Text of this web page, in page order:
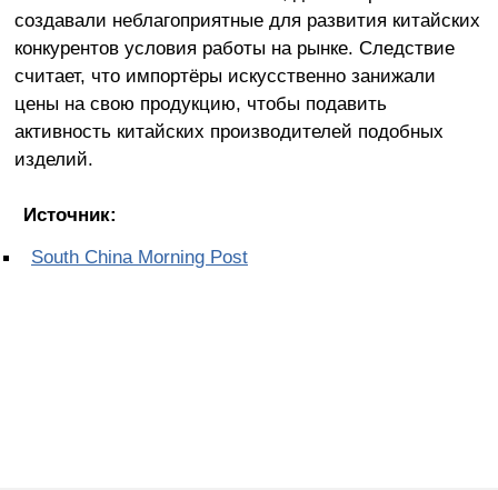
создавали неблагоприятные для развития китайских
конкурентов условия работы на рынке. Следствие
считает, что импортёры искусственно занижали
цены на свою продукцию, чтобы подавить
активность китайских производителей подобных
изделий.
Источник:
South China Morning Post